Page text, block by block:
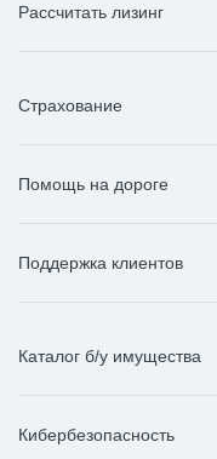
Рассчитать лизинг
Страхование
Помощь на дороге
Поддержка клиентов
Каталог б/у имущества
Кибербезопасность